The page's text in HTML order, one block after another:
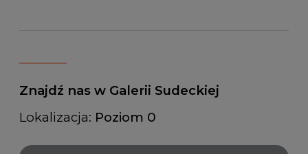
Znajdź nas w Galerii Sudeckiej
Lokalizacja: Poziom 0